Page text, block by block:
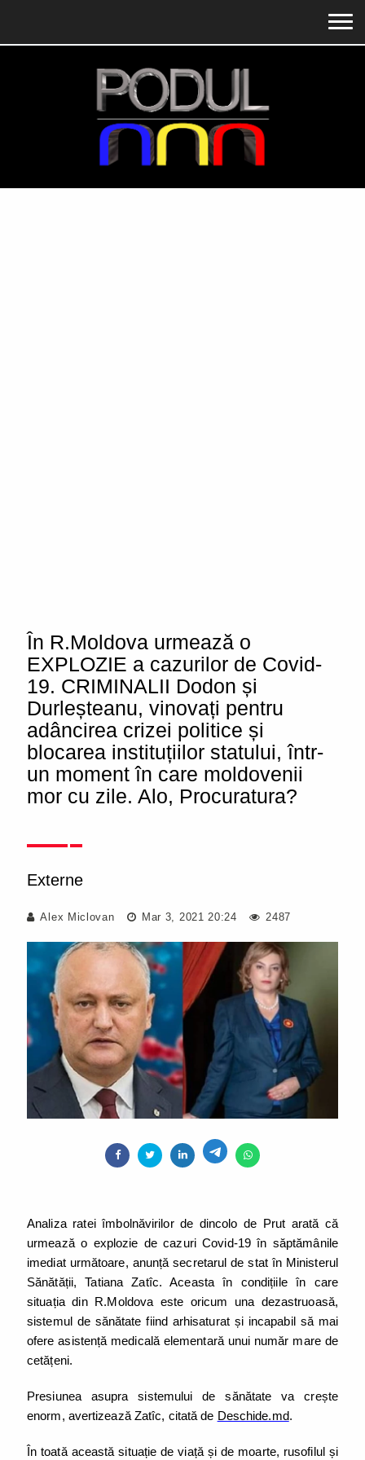
În R.Moldova urmează o
EXPLOZIE a cazurilor de Covid-
19. CRIMINALII Dodon și
Durleșteanu, vinovați pentru
adâncirea crizei politice și
blocarea instituțiilor statului, într-
un moment în care moldovenii
mor cu zile. Alo, Procuratura?
Externe
Alex Miclovan Mar 3, 2021 20:24 2487
Analiza ratei îmbolnăvirilor de dincolo de Prut arată că
urmează o explozie de cazuri Covid-19 în săptămânile
imediat următoare, anunță secretarul de stat în Ministerul
Sănătății, Tatiana Zatîc. Aceasta în condițiile în care
situația din R.Moldova este oricum una dezastruoasă,
sistemul de sănătate fiind arhisaturat și incapabil să mai
ofere asistență medicală elementară unui număr mare de
cetățeni.
Presiunea asupra sistemului de sănătate va crește
enorm, avertizează Zatîc, citată de Deschide.md.
În toată această situație de viață și de moarte, rusofilul și